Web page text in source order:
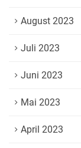
August 2023
Juli 2023
Juni 2023
Mai 2023
April 2023